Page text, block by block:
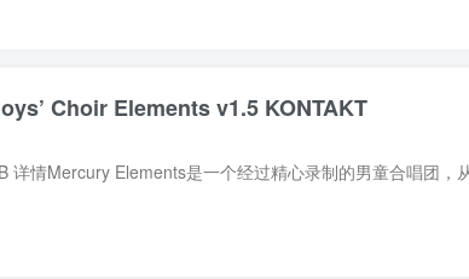
Choir Elements v1.5 KONTAKT